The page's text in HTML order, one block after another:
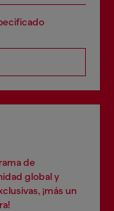
de
global y
¡más un